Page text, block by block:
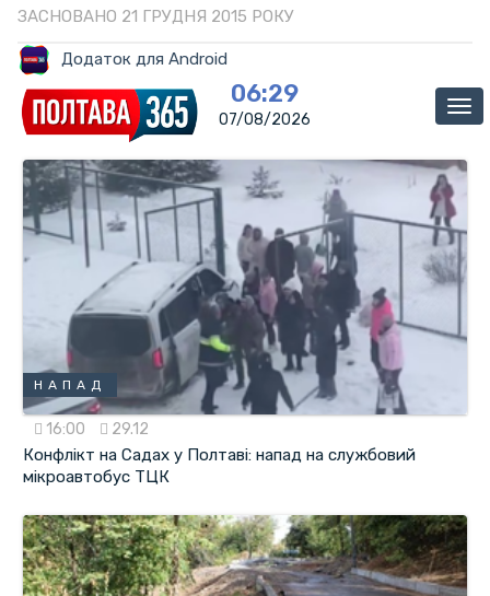
ЗАСНОВАНО 21 ГРУДНЯ 2015 РОКУ
Додаток для Android
06:29
07/08/2026
НАПАД
16:00 29.12
Конфлікт на Садах у Полтаві: напад на службовий
мікроавтобус ТЦК